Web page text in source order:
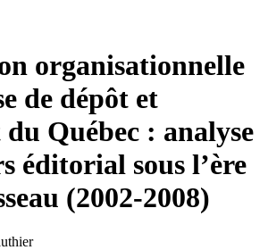
organisationnelle
de dépôt et
Québec : analyse
éditorial sous l’ère
(2002-2008)